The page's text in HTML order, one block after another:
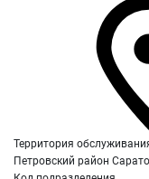
Территория
Петровский район